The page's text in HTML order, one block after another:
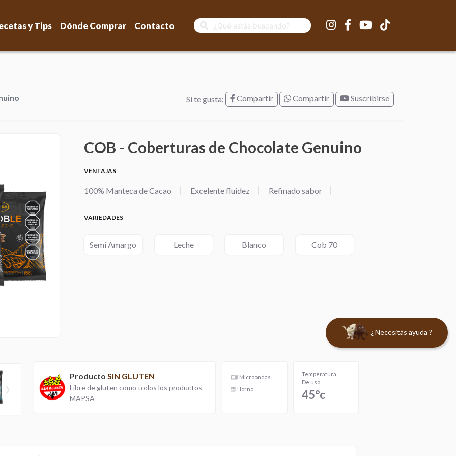
y Tips Dónde Comprar Contacto
Si te gusta: Compartir Compartir Suscribirse
COB - Coberturas de Chocolate Genuino
VENTAJAS
100% Manteca de Cacao Excelente fluidez Refinado sabor
VARIEDADES
Semi Amargo Leche Blanco Cob 70
› ProductoSIN GLUTEN
Libre de gluten como todos los productos
MAPSA
Microondas
Horno
Temperatura
De uso
45°c
¿ Necesitás ayuda ?